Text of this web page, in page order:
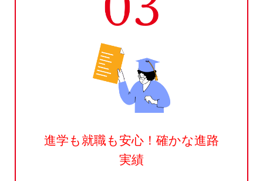
進学も就職も安心！ 確かな進路
実績